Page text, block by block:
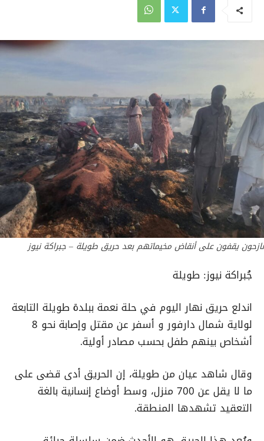
نازحون يقفون على أنقاض مخيماتهم بعد حريق طويلة – جبراكة نيوز
جُبراكة نيوز: طويلة
اندلع حريق نهار اليوم في حلة نعمة ببلدة طويلة التابعة
لولاية شمال دارفور و أسفر عن مقتل وإصابة نحو 8
أشخاص بينهم طفل بحسب مصادر أولية.
وقال شاهد عيان من طويلة، إن الحريق أدى قضى على
ما لا يقل عن 700 منزل، وسط أوضاع إنسانية بالغة
التعقيد تشهدها المنطقة.